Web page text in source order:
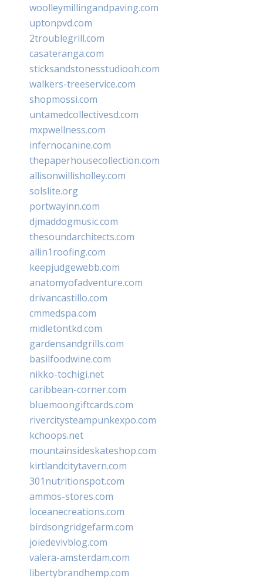
woolleymillingandpaving.com
uptonpvd.com
2troublegrill.com
casateranga.com
sticksandstonesstudiooh.com
walkers-treeservice.com
shopmossi.com
untamedcollectivesd.com
mxpwellness.com
infernocanine.com
thepaperhousecollection.com
allisonwillisholley.com
solslite.org
portwayinn.com
djmaddogmusic.com
thesoundarchitects.com
allin1roofing.com
keepjudgewebb.com
anatomyofadventure.com
drivancastillo.com
cmmedspa.com
midletontkd.com
gardensandgrills.com
basilfoodwine.com
nikko-tochigi.net
caribbean-corner.com
bluemoongiftcards.com
rivercitysteampunkexpo.com
kchoops.net
mountainsideskateshop.com
kirtlandcitytavern.com
301nutritionspot.com
ammos-stores.com
loceanecreations.com
birdsongridgefarm.com
joiedevivblog.com
valera-amsterdam.com
libertybrandhemp.com